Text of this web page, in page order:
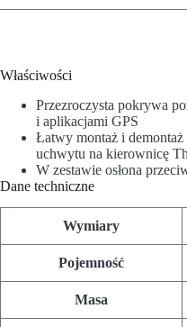
Właściwości
Przezroczysta pokrywa
i aplikacjami GPS
Łatwy montaż i
uchwytu na kierownicę
W zestawie osłona
Dane techniczne
Wymiary
Pojemność
Masa